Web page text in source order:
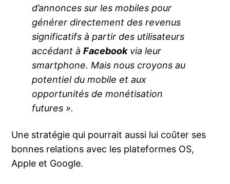
d’annonces sur les mobiles pour
générer directement des revenus
significatifs à partir des utilisateurs
accédant àFacebookvia leur
smartphone. Mais nous croyons au
potentiel du mobile et aux
opportunités de monétisation
futures ».
Une stratégie qui pourrait aussi lui coûter ses
bonnes relations avec les plateformes OS,
Apple et Google.